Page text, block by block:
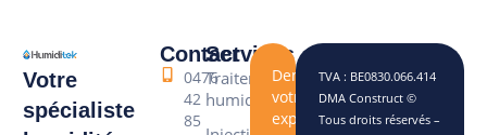
Votre
spécialiste
Contact
0476
42
85
Services
Traitement
humidité
Demandez
votre
expertise
TVA : BE0830.066.414
DMA Construct ©
Tous droits réservés –